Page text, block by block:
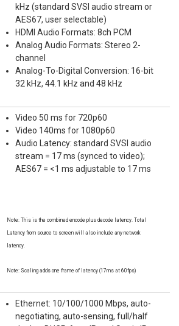
kHz (standard SVSI audio stream or
AES67, user selectable)
HDMI Audio Formats: 8ch PCM
Analog Audio Formats: Stereo 2-
channel
Analog-To-Digital Conversion: 16-bit
32 kHz, 44.1 kHz and 48 kHz
Video 50 ms for 720p60
Video 140ms for 1080p60
Audio Latency: standard SVSI audio
stream = 17 ms (synced to video);
AES67 = <1 ms adjustable to 17 ms
Note: This is the combined encode plus decode latency. Total
Latency from source to screen will also include any network
latency.
Note: Scaling adds one frame of latency (17ms at 60fps)
Ethernet: 10/100/1000 Mbps, auto-
negotiating, auto-sensing, full/half